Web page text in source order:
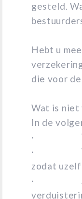
gesteld.
Hebt u
die voor
Wat is niet
In de
·
·
zodat
· Als